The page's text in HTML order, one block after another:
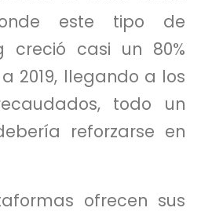
este tipo de
creció casi un 80%
2019, llegando a los
todo un
reforzarse en
ofrecen sus